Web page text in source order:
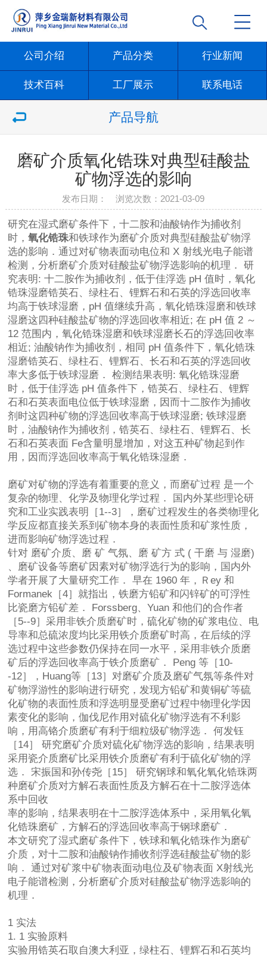
公司介绍 产品分类 行业新闻
技术百科 工厂展示 联系电话
产品导航
磨矿介质氧化锆珠对典型硅酸盐
矿物浮选的影响
发布日期： 浏览次数： 2021-03-09
研究在湿式磨矿条件下，十二胺和油酸钠作为捕收剂
时，氧化锆珠和铁球作为磨矿介质对典型硅酸盐矿物浮
选的影响．通过对矿物表面动电位和 X 射线光电子能谱
检测，分析磨矿介质对硅酸盐矿物浮选影响的机理． 研
究表明: 十二胺作为捕收剂，低于佳浮选 pH 值时，氧化
锆珠湿磨锆英石、绿柱石、锂辉石和石英的浮选回收率
均高于铁球湿磨，pH 值继续升高，氧化锆珠湿磨和铁球
湿磨这四种硅酸盐矿物的浮选回收率相近; 在 pH 值 2 ～
12 范围内，氧化锆珠湿磨和铁球湿磨长石的浮选回收率
相近; 油酸钠作为捕收剂，相同 pH 值条件下，氧化锆珠
湿磨锆英石、绿柱石、锂辉石、长石和石英的浮选回收
率大多低于铁球湿磨． 检测结果表明: 氧化锆珠湿磨
时，低于佳浮选 pH 值条件下，锆英石、绿柱石、锂辉
石和石英表面电位低于铁球湿磨，因而十二胺作为捕收
剂时这四种矿物的浮选回收率高于铁球湿磨; 铁球湿磨
时，油酸钠作为捕收剂，锆英石、绿柱石、锂辉石、长
石和石英表面 Fe含量明显增加，对这五种矿物起到作
用，因而浮选回收率高于氧化锆珠湿磨．
磨矿对矿物的浮选有着重要的意义，而磨矿过程 是一个
复杂的物理、化学及物理化学过程． 国内外某些理论研
究和工业实践表明［1--3］，磨矿过程发生的各类物理化
学反应都直接关系到矿物本身的表面性质和矿浆性质，
进而影响矿物浮选过程．
针对 磨矿介质、磨 矿 气氛、磨 矿方 式 ( 干磨 与 湿磨)
、磨矿设备等磨矿因素对矿物浮选行为的影响，国内外
学者开展了大量研究工作． 早在 1960 年，Ｒey 和
Formanek［4］就指出，铁磨方铅矿和闪锌矿的可浮性
比瓷磨方铅矿差． Forssberg、Yuan 和他们的合作者
［5--9］采用非铁介质磨矿时，硫化矿物的矿浆电位、电
导率和总硫浓度均比采用铁介质磨矿时高，在后续的浮
选过程中这些参数仍保持在同一水平，采用非铁介质磨
矿后的浮选回收率高于铁介质磨矿． Peng 等［10-
-12］，Huang等［13］对磨矿介质及磨矿气氛等条件对
矿物浮游性的影响进行研究，发现方铅矿和黄铜矿等硫
化矿物的表面性质和浮选明显受磨矿过程中物理化学因
素变化的影响，伽伐尼作用对硫化矿物浮选有不利影
响，用高铬介质磨矿有利于细粒级矿物浮选． 何发钰
［14］ 研究磨矿介质对硫化矿物浮选的影响，结果表明
采用瓷介质磨矿比采用铁介质磨矿有利于硫化矿物的浮
选． 宋振国和孙传尧［15］ 研究钢球和氧化氧化锆珠两
种磨矿介质对方解石表面性质及方解石在十二胺浮选体
系中回收
率的影响，结果表明在十二胺浮选体系中，采用氧化氧
化锆珠磨矿，方解石的浮选回收率高于钢球磨矿．
本文研究了湿式磨矿条件下，铁球和氧化锆珠作为磨矿
介质，对十二胺和油酸钠作捕收剂浮选硅酸盐矿物的影
响． 通过对矿浆中矿物表面动电位及矿物表面 X射线光
电子能谱检测，分析磨矿介质对硅酸盐矿物浮选影响的
机理．
1 实法
1. 1 实验原料
实验用锆英石取自澳大利亚，绿柱石、锂辉石和石英均